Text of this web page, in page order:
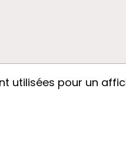
utilisées pour un